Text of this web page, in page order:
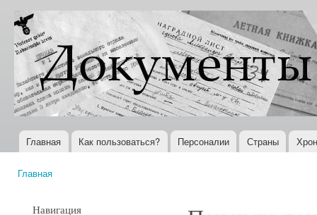
Документы
XX века
Всемирная
история в
Интернете
Главное меню
Главная Как пользоваться? Персоналии Страны
Главная
Навигация